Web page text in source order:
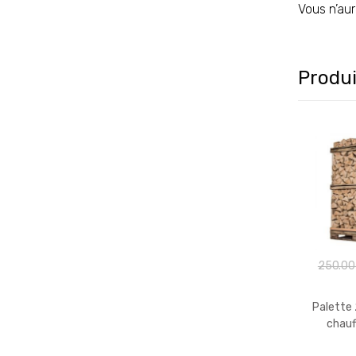
Vous
Palette